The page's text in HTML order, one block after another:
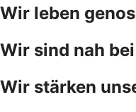
Wir leben
Wir sind nah
Wir stärken